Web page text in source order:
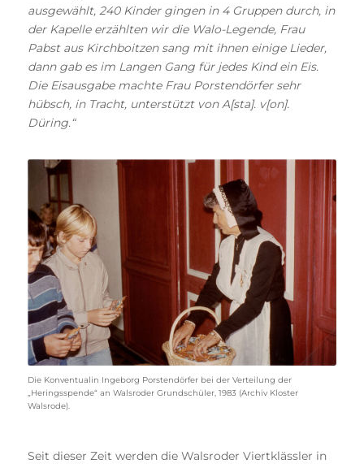
ausgewählt, 240 Kinder gingen in 4 Gruppen durch, in
der Kapelle erzählten wir die Walo-Legende, Frau
Pabst aus Kirchboitzen sang mit ihnen einige Lieder,
dann gab es im Langen Gang für jedes Kind ein Eis.
Die Eisausgabe machte Frau Porstendörfer sehr
hübsch, in Tracht, unterstützt von A[sta]. v[on].
Düring.“
Die Konventualin Ingeborg Porstendörfer bei der Verteilung der
„Heringsspende“ an Walsroder Grundschüler, 1983 (Archiv Kloster
Walsrode).
Seit dieser Zeit werden die Walsroder Viertklässler in